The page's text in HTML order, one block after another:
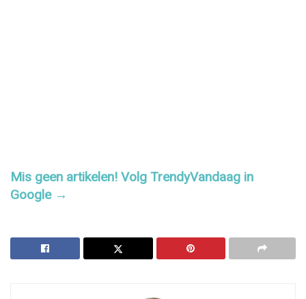
Mis geen artikelen! Volg TrendyVandaag in
Google →